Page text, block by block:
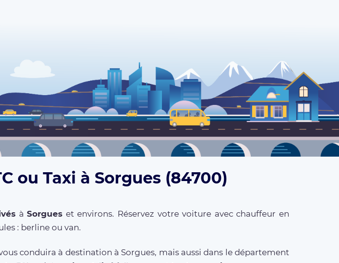
ou Taxi à Sorgues (84700)
àSorgues et environs. Réservez votre voiture avec chauffeur en
: berline ou van.
conduira à destination à Sorgues, mais aussi dans le département